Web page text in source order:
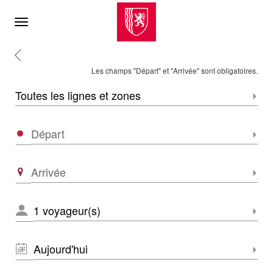
Menu
Les champs "Départ" et "Arrivée" sont obligatoires.
Zone
Départ
Arrivée
NOMBRE
DE
*DATE
*